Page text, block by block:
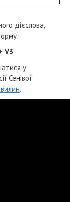
дієслова,
V3
у
Сенівої:
.